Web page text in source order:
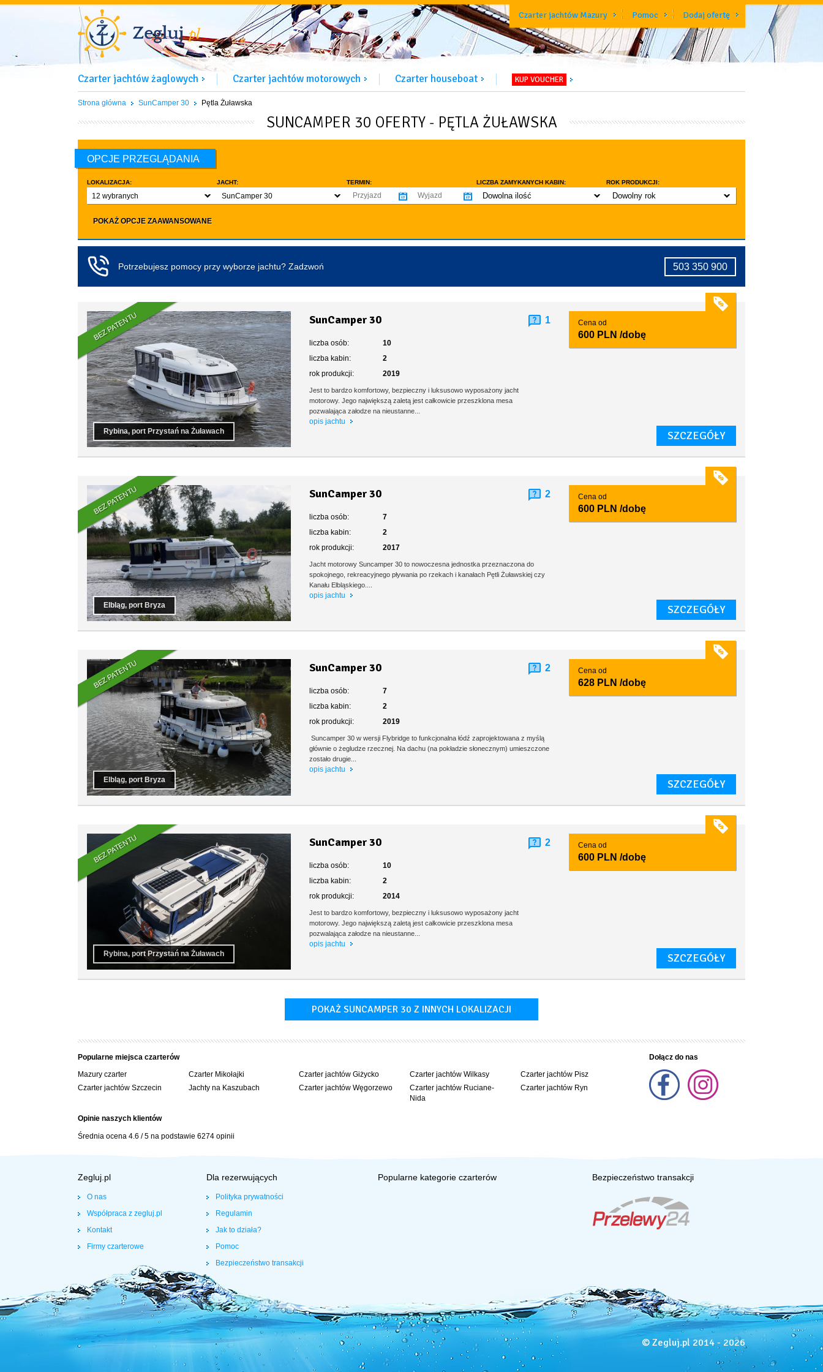
Czarter jachtów Mazury Pomoc Dodaj ofertę
Czarter jachtów żaglowych Czarter jachtów motorowych Czarter houseboat KUP VOUCHER
Strona główna SunCamper 30 Pętla Żuławska
SUNCAMPER 30 OFERTY - PĘTLA ŻUŁAWSKA
OPCJE PRZEGLĄDANIA
LOKALIZACJA:
12 wybranych
JACHT:
SunCamper 30
TERMIN: LICZBA ZAMYKANYCH KABIN:
Dowolna ilość
co najmniej 3
ROK PRODUKCJI:
Dowolny rok
do 10 lat
LICZBA OSÓB:
co najmniej 4
co najmniej 5
co najmniej 6
co najmniej 7
co najmniej 8
co najmniej 9
co najmniej 10
Czarter bez patentu / licencji
Koło sterowe
Lodówka
Flybridge
POKAŻ OPCJE ZAAWANSOWANE
Potrzebujesz pomocy przy wyborze jachtu? Zadzwoń 503 350 900
BEZ PATENTU
Rybina, port Przystań na Żuławach
SunCamper 30 1
liczba osób:
10
liczba kabin:
2
rok produkcji:
2019
Jest to bardzo komfortowy, bezpieczny i luksusowo wyposażony jacht
motorowy. Jego największą zaletą jest całkowicie przeszklona mesa
pozwalająca załodze na nieustanne...
opis jachtu
Cena od
600 PLN /dobę
SZCZEGÓŁY
BEZ PATENTU
Elbląg, port Bryza
SunCamper 30 2
liczba osób:
7
liczba kabin:
2
rok produkcji:
2017
Jacht motorowy Suncamper 30 to nowoczesna jednostka przeznaczona do
spokojnego, rekreacyjnego pływania po rzekach i kanałach Pętli Żuławskiej czy
Kanału Elbląskiego....
opis jachtu
Cena od
600 PLN /dobę
SZCZEGÓŁY
BEZ PATENTU
Elbląg, port Bryza
SunCamper 30 2
liczba osób:
7
liczba kabin:
2
rok produkcji:
2019
Suncamper 30 w wersji Flybridge to funkcjonalna łódź zaprojektowana z myślą
głównie o żegludze rzecznej. Na dachu (na pokładzie słonecznym) umieszczone
zostało drugie...
opis jachtu
Cena od
628 PLN /dobę
SZCZEGÓŁY
BEZ PATENTU
Rybina, port Przystań na Żuławach
SunCamper 30 2
liczba osób:
10
liczba kabin:
2
rok produkcji:
2014
Jest to bardzo komfortowy, bezpieczny i luksusowo wyposażony jacht
motorowy. Jego największą zaletą jest całkowicie przeszklona mesa
pozwalająca załodze na nieustanne...
opis jachtu
Cena od
600 PLN /dobę
SZCZEGÓŁY
POKAŻ SUNCAMPER 30 Z INNYCH LOKALIZACJI
Popularne miejsca czarterów
Mazury czarter
Czarter jachtów Szczecin
Czarter Mikołajki
Jachty na Kaszubach
Czarter jachtów Giżycko
Czarter jachtów Węgorzewo
Czarter jachtów Wilkasy
Czarter jachtów Ruciane-
Nida
Czarter jachtów Pisz
Czarter jachtów Ryn
Opinie naszych klientów
Średnia ocena 4.6 /5 na podstawie 6274 opinii
Dołącz do nas
Zegluj.pl
O nas
Współpraca z zegluj.pl
Kontakt
Firmy czarterowe
Dla rezerwujących
Polityka prywatności
Regulamin
Jak to działa?
Pomoc
Bezpieczeństwo transakcji
Popularne kategorie czarterów Bezpieczeństwo transakcji
© Zegluj.pl 2014 - 2026